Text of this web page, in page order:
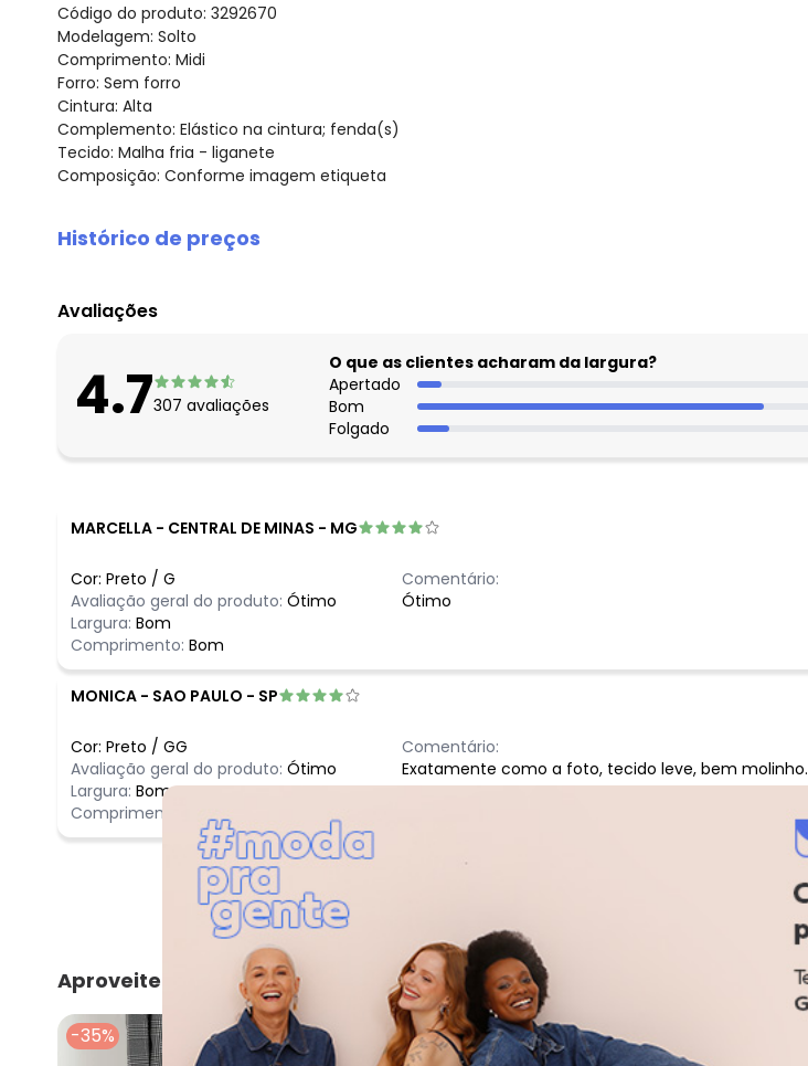
Código do produto: 3292670
Modelagem: Solto
Comprimento: Midi
Forro: Sem forro
Cintura: Alta
Complemento: Elástico na cintura; fenda(s)
Tecido: Malha fria - liganete
Composição: Conforme imagem etiqueta
Histórico de preços
agosto/2026
maio/2026
abril/2026
fevereiro/2026
Avaliações
4.7307 avaliações
O que as clientes acharam da largura?
Apertado
Bom
Folgado
MARCELLA - CENTRAL DE MINAS - MG
Cor: Preto / G
Avaliação geral do produto: Ótimo
Largura: Bom
Comprimento: Bom
Comentário:
Ótimo
MONICA - SAO PAULO - SP
Cor: Preto / GG
Avaliação geral do produto: Ótimo
Largura: Bom
Comprimento:
Comentário:
Exatamente como a foto, tecido leve, bem molinho.
Aproveite e compre junto
-35% -60% -53%